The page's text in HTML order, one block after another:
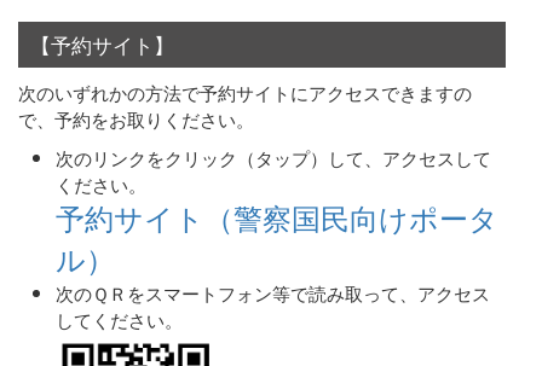
【予約サイト】
次のいずれかの方法で予約サイトにアクセスできますの
で、予約をお取りください。
次のリンクをクリック（タップ）して、アクセスして
ください。
予約サイト（警察国民向けポータ
ル）
次のＱＲをスマートフォン等で読み取って、アクセス
してください。